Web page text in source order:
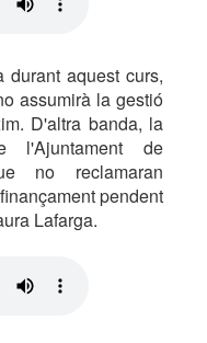
aquest curs,
assumirà la gestió
D'altra banda, la
l'Ajuntament de
no reclamaran
pendent
Lafarga.